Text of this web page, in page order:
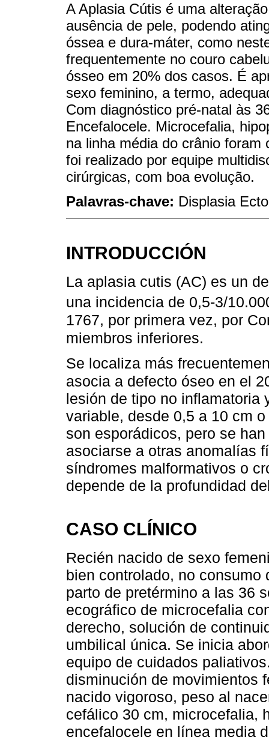
A Aplasia Cútis é uma
ausência de pele, podendo
óssea e dura-máter, como
frequentemente no couro
ósseo em 20% dos casos. É
sexo feminino, a termo,
Com diagnóstico pré-natal às
Encefalocele. Microcefalia,
na linha média do crânio
foi realizado por equipe
cirúrgicas, com boa evolução.
Palavras-chave: Displasia
INTRODUCCIÓN
La aplasia cutis (AC) es un
una incidencia de 0,5-3/
1767, por primera vez, por
miembros inferiores.
Se localiza más
asocia a defecto óseo en el
lesión de tipo no inflamatoria
variable, desde 0,5 a 10 cm
son esporádicos, pero se
asociarse a otras anomalías
síndromes malformativos o
depende de la profundidad
CASO CLÍNICO
Recién nacido de sexo
bien controlado, no consumo
parto de pretérmino a las 36
ecográfico de microcefalia
derecho, solución de
umbilical única. Se inicia
equipo de cuidados
disminución de movimientos
nacido vigoroso, peso al
cefálico 30 cm, microcefalia,
encefalocele en línea media